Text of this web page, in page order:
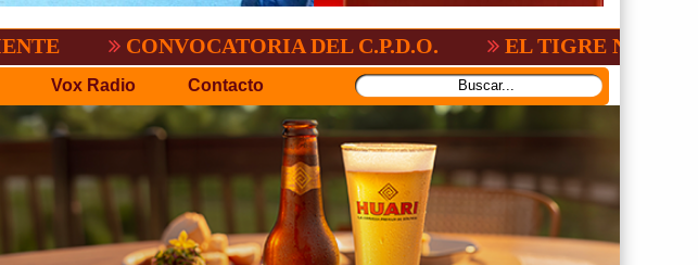
CONVOCATORIA DEL C.P.D.O. EL TIGRE NO PERDONO A
Vox Radio Contacto